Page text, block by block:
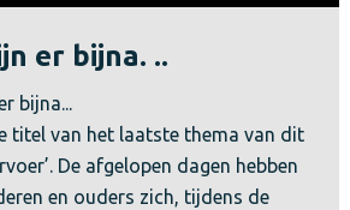
er bijna. ..
bijna...
titel van het laatste thema van dit
De afgelopen dagen hebben
en ouders zich, tijdens de